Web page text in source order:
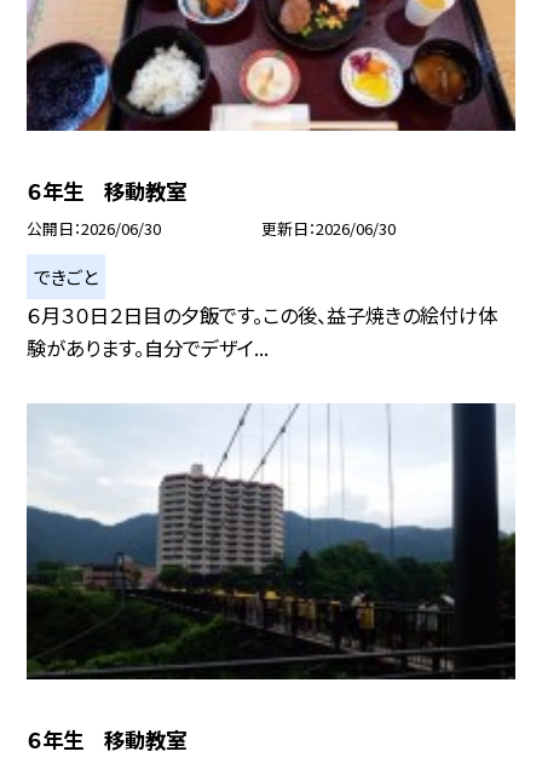
６年生 移動教室
公開日 2026/06/30 更新日 2026/06/30
できごと
６月３０日２日目の夕飯です。この後、益子焼きの絵付け体
験があります。自分でデザイ...
６年生 移動教室